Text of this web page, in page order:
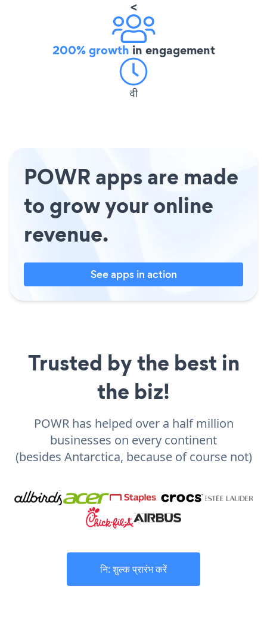
<
200% growth in engagement
वी
POWR apps are made
to grow your online
revenue.
See apps in action
Trusted by the best in
the biz!
POWR has helped over a half million
businesses on every continent
(besides Antarctica, because of course not)
नि: शुल्क प्रारंभ करें